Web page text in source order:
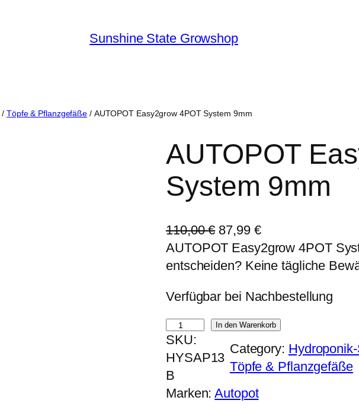
Sunshine State Growshop
/Töpfe & Pflanzgefäße / AUTOPOT Easy2grow 4POT System 9mm
AUTOPOT
System 9mm
110,00€ U
r
s
r
ü
g
i
87,99 €A
k
t
e
l
e
r
AUTOPOT Easy2grow 4POT
entscheiden? Keine tägliche
Verfügbar bei Nachbestellung
A
U
T
O
P
In den Warenkorb
SKU:
HYSAP13
B
Category:
Töpfe & Pflanzgefäße
Marken:Autopot